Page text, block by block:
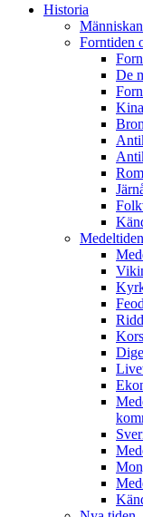
Historia
Forntiden
De
Medeltiden